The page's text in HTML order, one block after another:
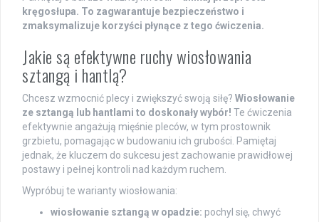
kręgosłupa. To zagwarantuje bezpieczeństwo i
zmaksymalizuje korzyści płynące z tego ćwiczenia.
Jakie są efektywne ruchy wiosłowania
sztangą i hantlą?
Chcesz wzmocnić plecy i zwiększyć swoją siłę? Wiosłowanie
ze sztangą lub hantlami to doskonały wybór! Te ćwiczenia
efektywnie angażują mięśnie pleców, w tym prostownik
grzbietu, pomagając w budowaniu ich grubości. Pamiętaj
jednak, że kluczem do sukcesu jest zachowanie prawidłowej
postawy i pełnej kontroli nad każdym ruchem.
Wypróbuj te warianty wiosłowania:
wiosłowanie sztangą w opadzie: pochyl się, chwyć